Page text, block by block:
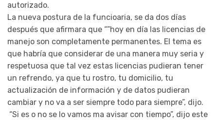
autorizado.
La nueva postura de la funcioaria, se da dos días
después que afirmara que “”hoy en día las licencias de
manejo son completamente permanentes. El tema es
que habría que considerar de una manera muy seria y
respetuosa que tal vez estas licencias pudieran tener
un refrendo, ya que tu rostro, tu domicilio, tu
actualización de información y de datos pudieran
cambiar y no va a ser siempre todo para siempre”, dijo.
“Si es o no se lo vamos ma avisar con tiempo”, dijo este